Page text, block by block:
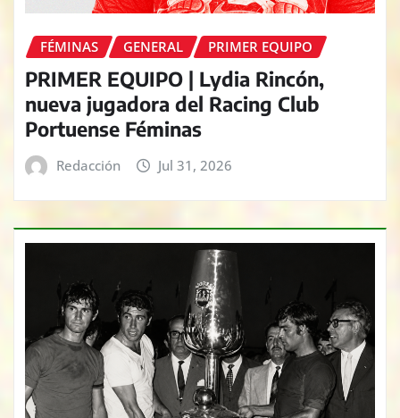
FÉMINAS GENERAL PRIMER EQUIPO
PRIMER EQUIPO | Lydia Rincón,
nueva jugadora del Racing Club
Portuense Féminas
Redacción Jul 31, 2026